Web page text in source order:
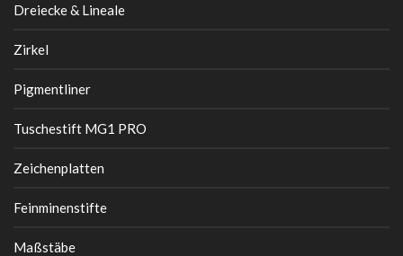
Dreiecke & Lineale
Zirkel
Pigmentliner
Tuschestift MG1 PRO
Zeichenplatten
Feinminenstifte
Maßstäbe